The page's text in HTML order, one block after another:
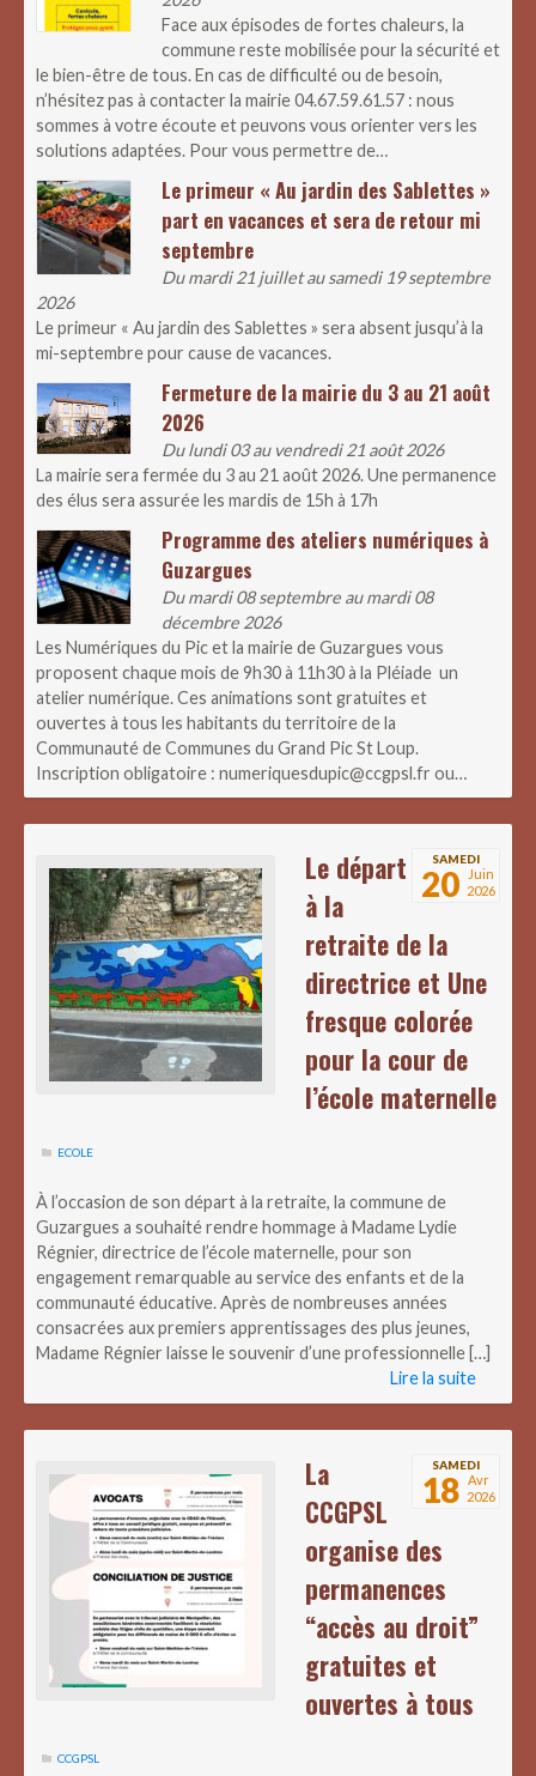
Face aux épisodes de fortes chaleurs, la
commune reste mobilisée pour la sécurité et
le bien-être de tous. En cas de difficulté ou de besoin,
n’hésitez pas à contacter la mairie 04.67.59.61.57 : nous
sommes à votre écoute et peuvons vous orienter vers les
solutions adaptées. Pour vous permettre de…
Le primeur « Au jardin des Sablettes »
part en vacances et sera de retour mi
septembre
Du mardi 21 juillet au samedi 19 septembre
2026
Le primeur « Au jardin des Sablettes » sera absent jusqu’à la
mi-septembre pour cause de vacances.
Fermeture de la mairie du 3 au 21 août
2026
Du lundi 03 au vendredi 21 août 2026
La mairie sera fermée du 3 au 21 août 2026. Une permanence
des élus sera assurée les mardis de 15h à 17h
Programme des ateliers numériques à
Guzargues
Du mardi 08 septembre au mardi 08
décembre 2026
Les Numériques du Pic et la mairie de Guzargues vous
proposent chaque mois de 9h30 à 11h30 à la Pléiade un
atelier numérique. Ces animations sont gratuites et
ouvertes à tous les habitants du territoire de la
Communauté de Communes du Grand Pic St Loup.
Inscription obligatoire : numeriquesdupic@ccgpsl.fr ou…
SAMEDI
20
Juin
2026
Le départ
à la
retraite de la
directrice et Une
fresque colorée
pour la cour de
l’école maternelle
ECOLE
À l’occasion de son départ à la retraite, la commune de
Guzargues a souhaité rendre hommage à Madame Lydie
Régnier, directrice de l’école maternelle, pour son
engagement remarquable au service des enfants et de la
communauté éducative. Après de nombreuses années
consacrées aux premiers apprentissages des plus jeunes,
Madame Régnier laisse le souvenir d’une professionnelle […]
Lire la suite
SAMEDI
18
Avr
2026
La
CCGPSL
organise des
permanences
“accès au droit”
gratuites et
ouvertes à tous
CCGPSL